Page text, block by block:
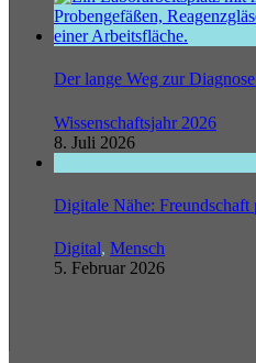
Der lange Weg zur
Wissenschaftsjahr 2026
8. Juli 2026
Digitale Nähe: Freundschaft
Digital, Mensch
5. Februar 2026